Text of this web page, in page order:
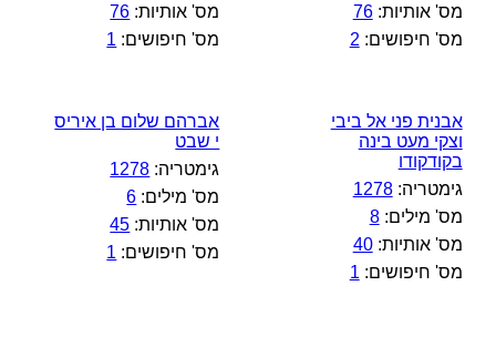
מס' אותיות:76
מס' חיפושים: 2
מס' אותיות: 76
מס' חיפושים: 1
אבנית פני אל ביבי
וצקי מעט בינה
בקודקודו
גימטריה:1278
מס' מילים:8
מס' אותיות:40
מס' חיפושים: 1
אברהם שלום בן איריס
י שבט
גימטריה: 1278
מס' מילים: 6
מס' אותיות: 45
מס' חיפושים: 1